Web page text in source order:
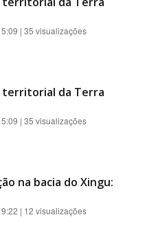
| 35 visualizações
territorial da Terra
| 35 visualizações
na bacia do Xingu:
| 12 visualizações